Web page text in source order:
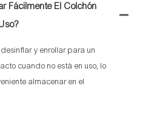
Fácilmente El Colchón
y enrollar para un
cuando no está en uso, lo
almacenar en el